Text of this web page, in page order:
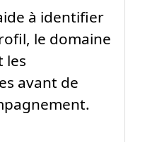
à identifier
le domaine
les
avant de